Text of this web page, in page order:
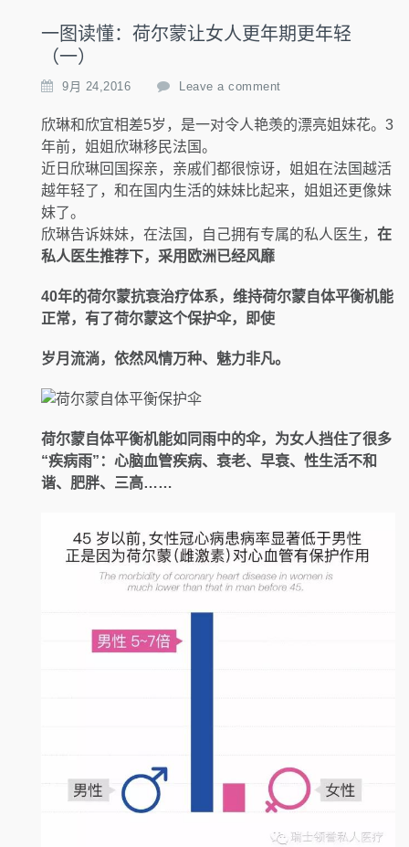
一图读懂：荷尔蒙让女人更年期更年轻
（一）
9月 24,2016 Leave a comment
欣琳和欣宜相差5岁，是一对令人艳羡的漂亮姐妹花。3
年前，姐姐欣琳移民法国。
近日欣琳回国探亲，亲戚们都很惊讶，姐姐在法国越活
越年轻了，和在国内生活的妹妹比起来，姐姐还更像妹
妹了。
欣琳告诉妹妹，在法国，自己拥有专属的私人医生， 在
私人医生推荐下，采用欧洲已经风靡
40年的荷尔蒙抗衰治疗体系，维持荷尔蒙自体平衡机能
正常，有了荷尔蒙这个保护伞，即使
岁月流淌，依然风情万种、魅力非凡。
荷尔蒙自体平衡机能如同雨中的伞，为女人挡住了很多
“疾病雨”：心脑血管疾病、衰老、早衰、性生活不和
谐、肥胖、三高……